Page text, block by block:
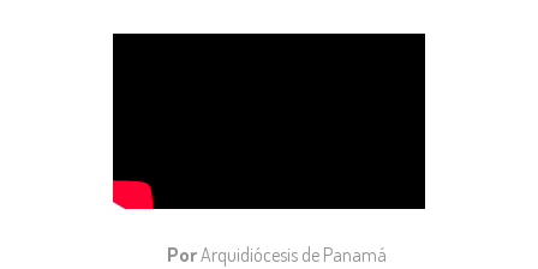
PorArquidiócesis de Panamá